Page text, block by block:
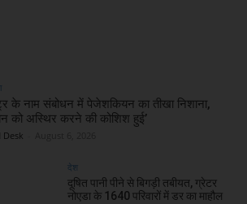
के नाम संबोधन में पेजेशकियन का तीखा निशाना,
को अस्थिर करने की कोशिश हुई’
Desk
देश
दूषित पानी पीने से बिगड़ी तबीयत, ग्रेटर
नोएडा के 1640 परिवारों में डर का माहौल